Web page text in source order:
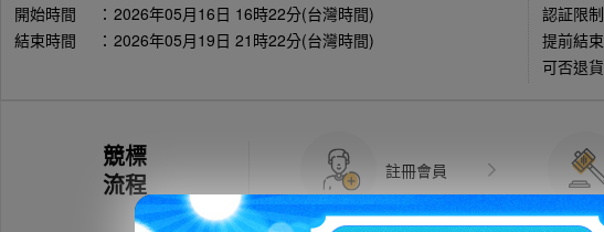
開始時間
： 2026年05月16日 16時22分(台灣時間)
結束時間
： 2026年05月19日 21時22分(台灣時間)
認証限制
提前結束
可否退貨
競標
流程
註冊會員